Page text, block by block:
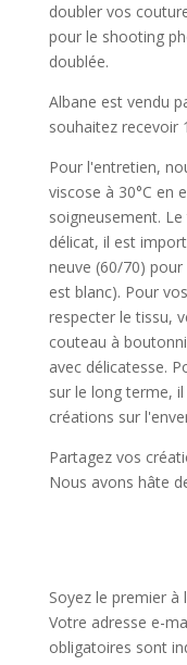
doubler vos
pour le shooting
doublée.
Albane est vendu
souhaitez recevoir
Pour l'entretien,
viscose à 30°C en
soigneusement.
délicat, il est
neuve (60/70)
est blanc). Pour
respecter le tissu,
couteau à
avec délicatesse.
sur le long terme,
créations sur
Partagez vos
Nous avons hâte
Soyez le premier à
Votre adresse e-
obligatoires sont